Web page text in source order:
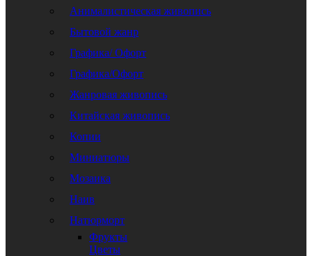
Анималистическая живопись
Бытовой жанр
Графика/ Офорт
Графика/Офорт
Жанровая живопись
Китайская живопись
Копии
Миниатюры
Мозаика
Наив
Натюрморт
Фрукты
Цветы